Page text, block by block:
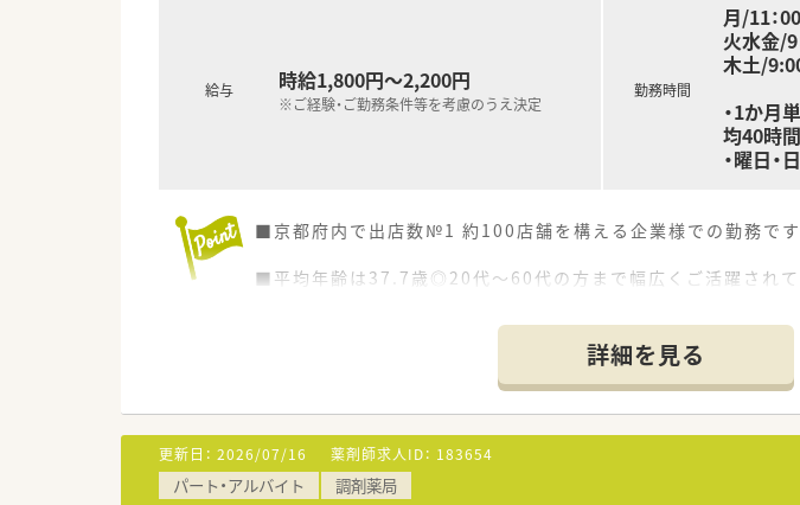
給与 時給1,800円～2,200円
※ご経験・ご勤務条件等を考慮のうえ決定
勤務時間
月/11：
火水金/9
木土/
・1か月
均40時
・曜日
■京都府内で出店数№1 約100店舗を構える企業様での勤務で
■平均年齢は37.7歳◎20代～60代の方まで幅広くご活躍されて
詳細を見る
更新日： 2026/07/16 薬剤師求人ID： 183654
パート・アルバイト 調剤薬局